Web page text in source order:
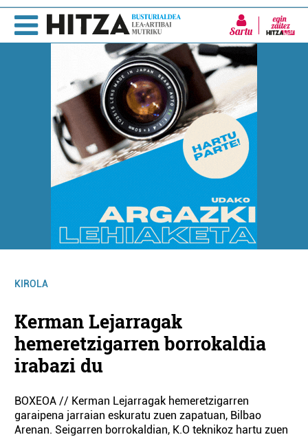
Sartu
KIROLA
Kerman Lejarragak
hemeretzigarren borrokaldia
irabazi du
BOXEOA // Kerman Lejarragak hemeretzigarren
garaipena jarraian eskuratu zuen zapatuan, Bilbao
Arenan. Seigarren borrokaldian, K.O teknikoz hartu zuen